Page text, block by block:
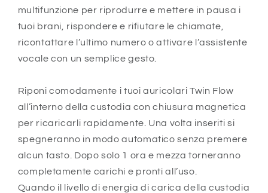
multifunzione per riprodurre e mettere in pausa i
tuoi brani, rispondere e rifiutare le chiamate,
ricontattare l’ultimo numero o attivare l’assistente
vocale con un semplice gesto.
Riponi comodamente i tuoi auricolari Twin Flow
all’interno della custodia con chiusura magnetica
per ricaricarli rapidamente. Una volta inseriti si
spegneranno in modo automatico senza premere
alcun tasto. Dopo solo 1 ora e mezza torneranno
completamente carichi e pronti all’uso.
Quando il livello di energia di carica della custodia